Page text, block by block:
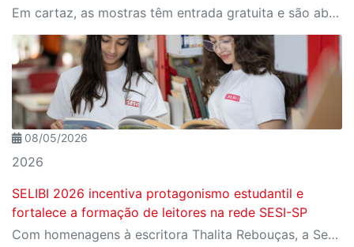
Em cartaz, as mostras têm entrada gratuita e são abertas à visitação
08/05/2026
2026
SELIBI 2026 incentiva protagonismo estudantil e
fortalece a formação de leitores na rede SESI-SP
Com homenagens à escritora Thalita Rebouças, a Semana do Livro e da Biblioteca promove criatividade, produção autoral e diferentes formas de expressão entre estudantes da Educação Infantil à EJA